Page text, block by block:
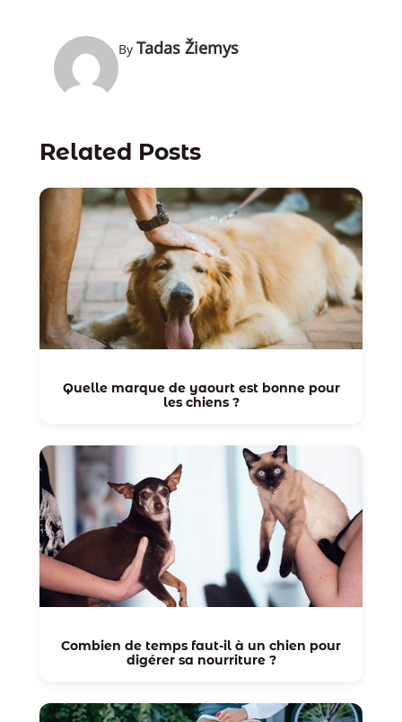
By Tadas Žiemys
Related Posts
Quelle marque de yaourt est bonne pour
les chiens ?
Combien de temps faut-il à un chien pour
digérer sa nourriture ?